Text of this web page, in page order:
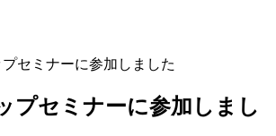
セミナーに参加しました
プセミナーに参加しまし